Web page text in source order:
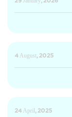
4 August, 2025
24 April, 2025